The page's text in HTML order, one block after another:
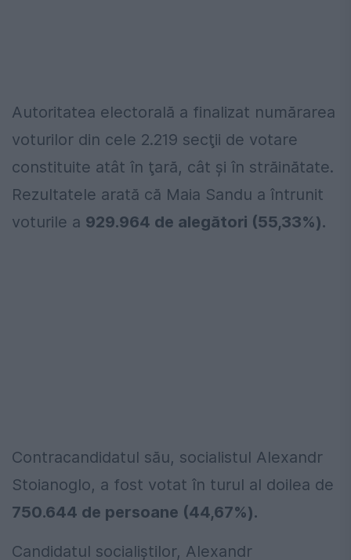
Autoritatea electorală a finalizat numărarea
voturilor din cele 2.219 secţii de votare
constituite atât în ţară, cât şi în străinătate.
Rezultatele arată că Maia Sandu a întrunit
voturile a 929.964 de alegători (55,33%).
Contracandidatul său, socialistul Alexandr
Stoianoglo, a fost votat în turul al doilea de
750.644 de persoane (44,67%).
Candidatul socialiştilor, Alexandr